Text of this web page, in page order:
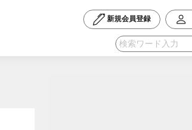
新規会員登録